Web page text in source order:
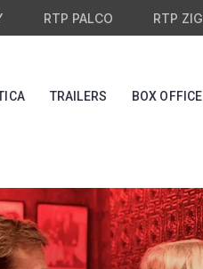
RTP PALCO RTP
TRAILERS BOX OFFICE